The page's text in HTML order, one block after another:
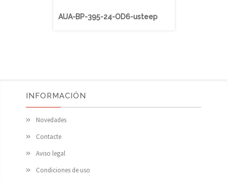
AUA-BP-395-24-OD6-usteep
INFORMACIÓN
Novedades
Contacte
Aviso legal
Condiciones de uso